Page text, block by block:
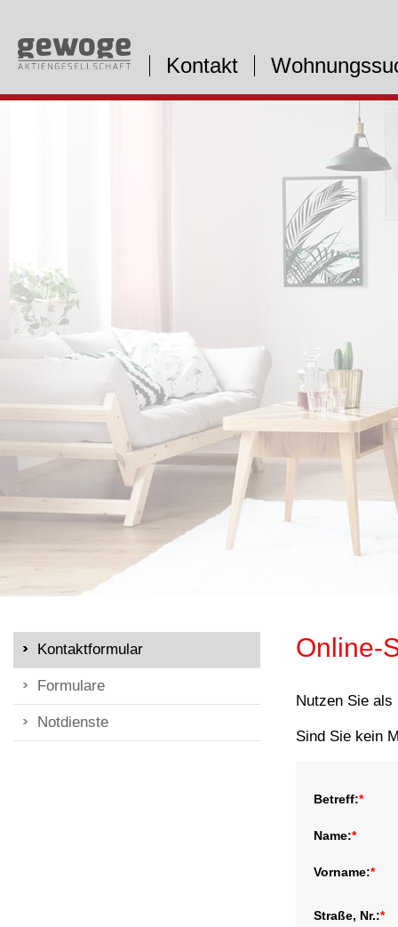
Kontakt
Kontaktformular
Formulare
Notdienste
Online-
Nutzen Sie als
Sind Sie kein
Betreff:*
Name:*
Vorname:*
Straße, Nr.:*